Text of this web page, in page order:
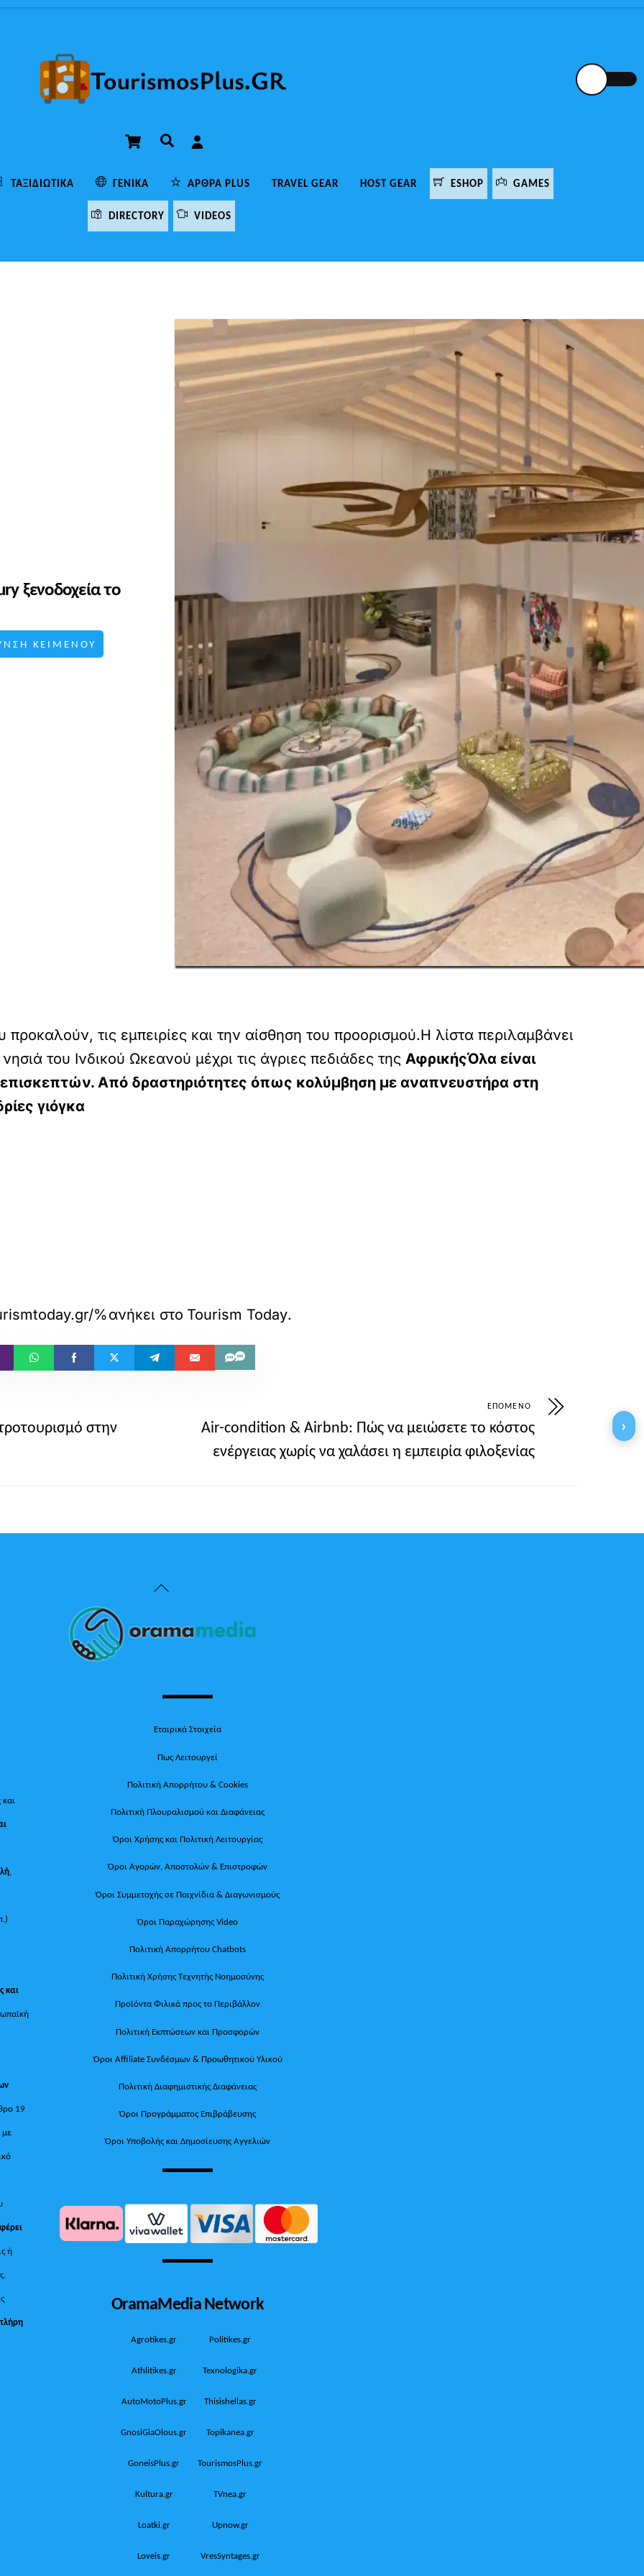
Cart Αναζήτηση
ΤΑΞΙΔΙΩΤΙΚΆ ΓΕΝΙΚΆ ΆΡΘΡΑ PLUS TRAVEL GEAR HOST GEAR ESHOP GAMES
DIRECTORY VIDEOS
ξενοδοχεία το
ΚΕΙΜΕΝΟΥ
τις εμπειρίες και την αίσθηση του προορισμού.Η λίστα περιλαμβάνει
του Ινδικού Ωκεανού μέχρι τις άγριες πεδιάδες της ΑφρικήςΌλα είναι
Από δραστηριότητες όπως κολύμβηση με αναπνευστήρα στη
γιόγκα
%CE%B1%CF%85%CF%84%CE%AC-
ανήκει στο Tourism Today.
στην
ΕΠΌΜΕΝΟ
Air-condition & Airbnb: Πώς να μειώσετε το κόστος
ενέργειας χωρίς να χαλάσει η εμπειρία φιλοξενίας
Back
Top
,
και
19
με
ή
Εταιρικά Στοιχεία
Πως Λειτουργεί
Πολιτική Απορρήτου & Cookies
Πολιτική Πλουραλισμού και Διαφάνειας
Όροι Χρήσης και Πολιτική Λειτουργίας
Όροι Αγορών, Αποστολών & Επιστροφών
Όροι Συμμετοχής σε Παιχνίδια & Διαγωνισμούς
Όροι Παραχώρησης Video
Πολιτική Απορρήτου Chatbots
Πολιτική Χρήσης Τεχνητής Νοημοσύνης
Προϊόντα Φιλικά προς το Περιβάλλον
Πολιτική Εκπτώσεων και Προσφορών
Όροι Affiliate Συνδέσμων & Προωθητικού Υλικού
Πολιτική Διαφημιστικής Διαφάνειας
Όροι Προγράμματος Επιβράβευσης
Όροι Υποβολής και Δημοσίευσης Αγγελιών
OramaMedia Network
Agrotikes.gr Politikes.gr
Athlitikes.gr Texnologika.gr
AutoMotoPlus.gr Thisishellas.gr
GnosiGiaOlous.gr Topikanea.gr
GoneisPlus.gr TourismosPlus.gr
Kultura.gr TVnea.gr
Loatki.gr Upnow.gr
Loveis.gr VresSyntages.gr
›